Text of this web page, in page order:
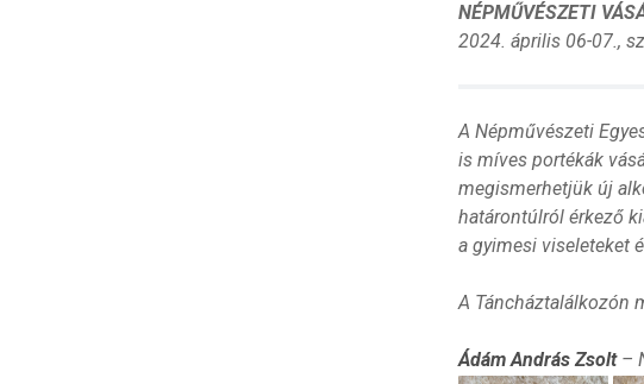
NÉPMŰVÉSZETI
2024. április 06-07.,
A Népművészeti
is míves portékák
megismerhetjük új
határontúlról érkező
a gyimesi viseleteket
A Táncháztalálkozón
Ádám András Zsolt–